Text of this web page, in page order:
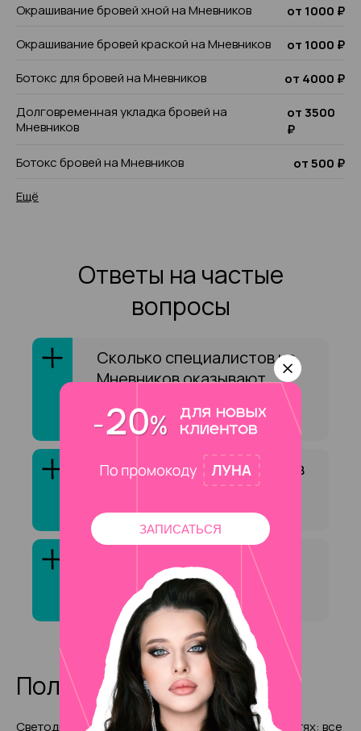
Окрашивание бровей хной на Мневников
от 1000 ₽
Окрашивание бровей краской на Мневников
от 1000 ₽
Ботокс для бровей на Мневников
от 4000 ₽
Долговременная укладка бровей на
Мневников
от 3500
₽
Ботокс бровей на Мневников
от 500 ₽
Ещё
Ответы на частые
вопросы
Сколько специалистов на
Мневников оказывают
бровей хной»?
Как выбрать специалиста в
сфере «Окрашивание
бровей хной»?
Клиенты обычно довольны
услугой «Окрашивание
бровей хной»?
Полезные статьи
Светодиодная лампа для
Рисунки на ногтях: все
ЗАПИСАТЬСЯ